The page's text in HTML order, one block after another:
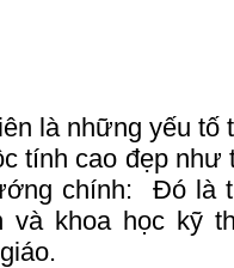
là những yếu tố
tính cao đẹp
chính: Đó là
và khoa học kỹ